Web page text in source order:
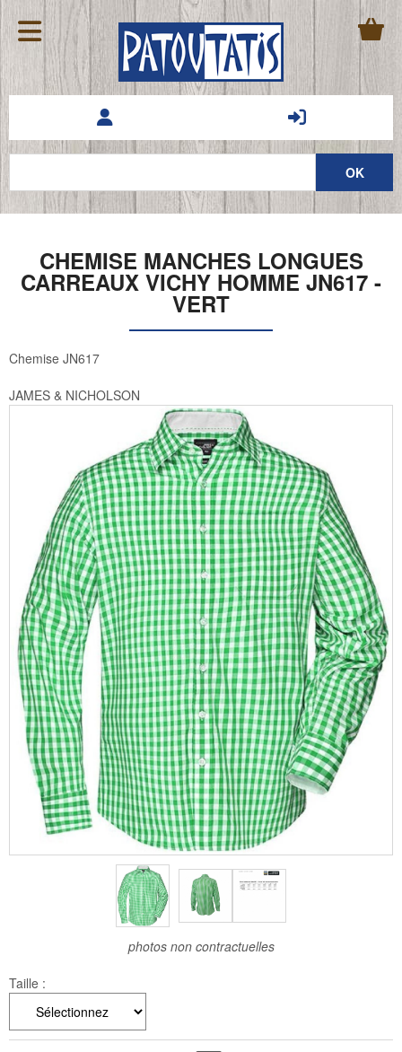
CHEMISE MANCHES LONGUES
CARREAUX VICHY HOMME JN617 -
VERT
Chemise JN617
JAMES & NICHOLSON
photos non contractuelles
Taille :